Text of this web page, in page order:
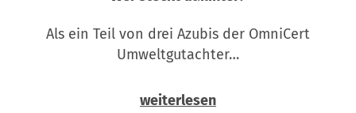
Als ein Teil von drei Azubis der OmniCert
Umweltgutachter…
weiterlesen